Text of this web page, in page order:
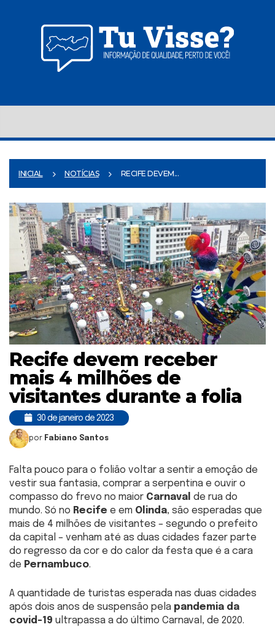
INICIAL NOTÍCIAS RECIFE DEVEM...
Recife devem receber
mais 4 milhões de
visitantes durante a folia
30 de janeiro de 2023
por Fabiano Santos
Falta pouco para o folião voltar a sentir a emoção de
vestir sua fantasia, comprar a serpentina e ouvir o
compasso do frevo no maior Carnaval de rua do
mundo. Só no Recife e em Olinda, são esperadas que
mais de 4 milhões de visitantes – segundo o prefeito
da capital – venham até as duas cidades fazer parte
do regresso da cor e do calor da festa que é a cara
de Pernambuco.
A quantidade de turistas esperada nas duas cidades
após dois anos de suspensão pela pandemia da
covid-19 ultrapassa a do último Carnaval, de 2020.